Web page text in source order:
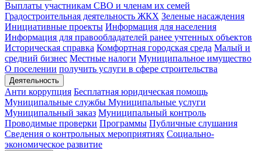
Выплаты участникам СВО и членам их семей
Градостроительная деятельность ЖКХ Зеленые насаждения
Инициативные проекты Информация для населения
Информация для правообладателей ранее учтенных объектов
Историческая справка Комфортная городская среда Малый и
средний бизнес Местные налоги Муниципальное имущество
О поселении получить услуги в сфере строительства
Деятельность
Анти коррупция Бесплатная юридическая помощь
Муниципальные службы Муниципальные услуги
Муниципальный заказ Муниципальный контроль
Проводимые проверки Программы Публичные слушания
Сведения о контрольных мероприятиях Социально-
экономическое развитие